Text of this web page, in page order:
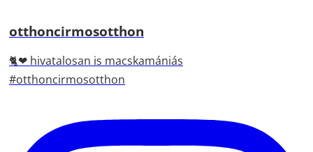
otthoncirmosotthon
🐈❤ hivatalosan is macskamániás
#otthoncirmosotthon